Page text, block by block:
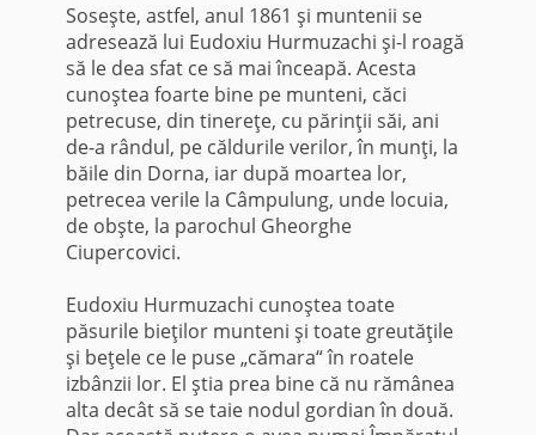
Soseşte, astfel, anul 1861 şi muntenii se
adresează lui Eudoxiu Hurmuzachi şi-l roagă
să le dea sfat ce să mai înceapă. Acesta
cunoştea foarte bine pe munteni, căci
petrecuse, din tinereţe, cu părinţii săi, ani
de-a rândul, pe căldurile verilor, în munţi, la
băile din Dorna, iar după moartea lor,
petrecea verile la Câmpulung, unde locuia,
de obşte, la parochul Gheorghe
Ciupercovici.
Eudoxiu Hurmuzachi cunoştea toate
păsurile bieţilor munteni şi toate greutăţile
şi beţele ce le puse „cămara“ în roatele
izbânzii lor. El ştia prea bine că nu rămânea
alta decât să se taie nodul gordian în două.